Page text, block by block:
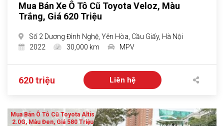
Mua Bán Xe Ô Tô Cũ Toyota Veloz, Màu
Trắng, Giá 620 Triệu
Số 2 Dương Đình Nghệ, Yên Hòa, Cầu Giấy, Hà Nội
2022
30,000 km MPV
620 triệu Liên hệ
Mua Bán Ô Tô Cũ Toyota Altis
2.0G, Màu Đen, Giá 580 Triệu